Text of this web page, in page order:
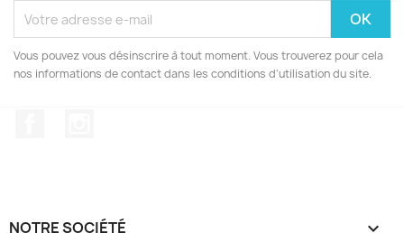
Vous pouvez vous désinscrire à tout moment. Vous trouverez pour cela
nos informations de contact dans les conditions d'utilisation du site.
NOTRE SOCIÉTÉ 